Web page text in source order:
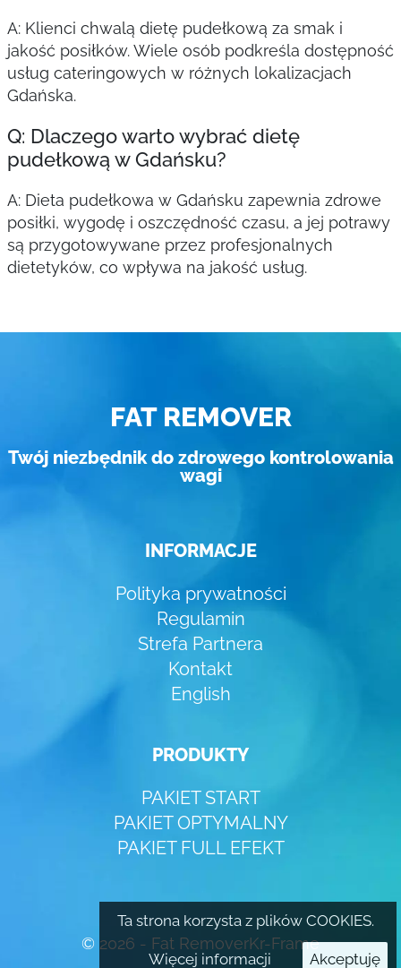
A: Klienci chwalą dietę pudełkową za smak i
jakość posiłków. Wiele osób podkreśla dostępność
usług cateringowych w różnych lokalizacjach
Gdańska.
Q: Dlaczego warto wybrać dietę
pudełkową w Gdańsku?
A: Dieta pudełkowa w Gdańsku zapewnia zdrowe
posiłki, wygodę i oszczędność czasu, a jej potrawy
są przygotowywane przez profesjonalnych
dietetyków, co wpływa na jakość usług.
FAT REMOVER
Twój niezbędnik do zdrowego kontrolowania
wagi
INFORMACJE
Polityka prywatności
Regulamin
Strefa Partnera
Kontakt
English
PRODUKTY
PAKIET START
PAKIET OPTYMALNY
PAKIET FULL EFEKT
© 2026 - Fat RemoverKr-Frame
Ta strona korzysta z plików COOKIES.
Więcej informacji Akceptuję